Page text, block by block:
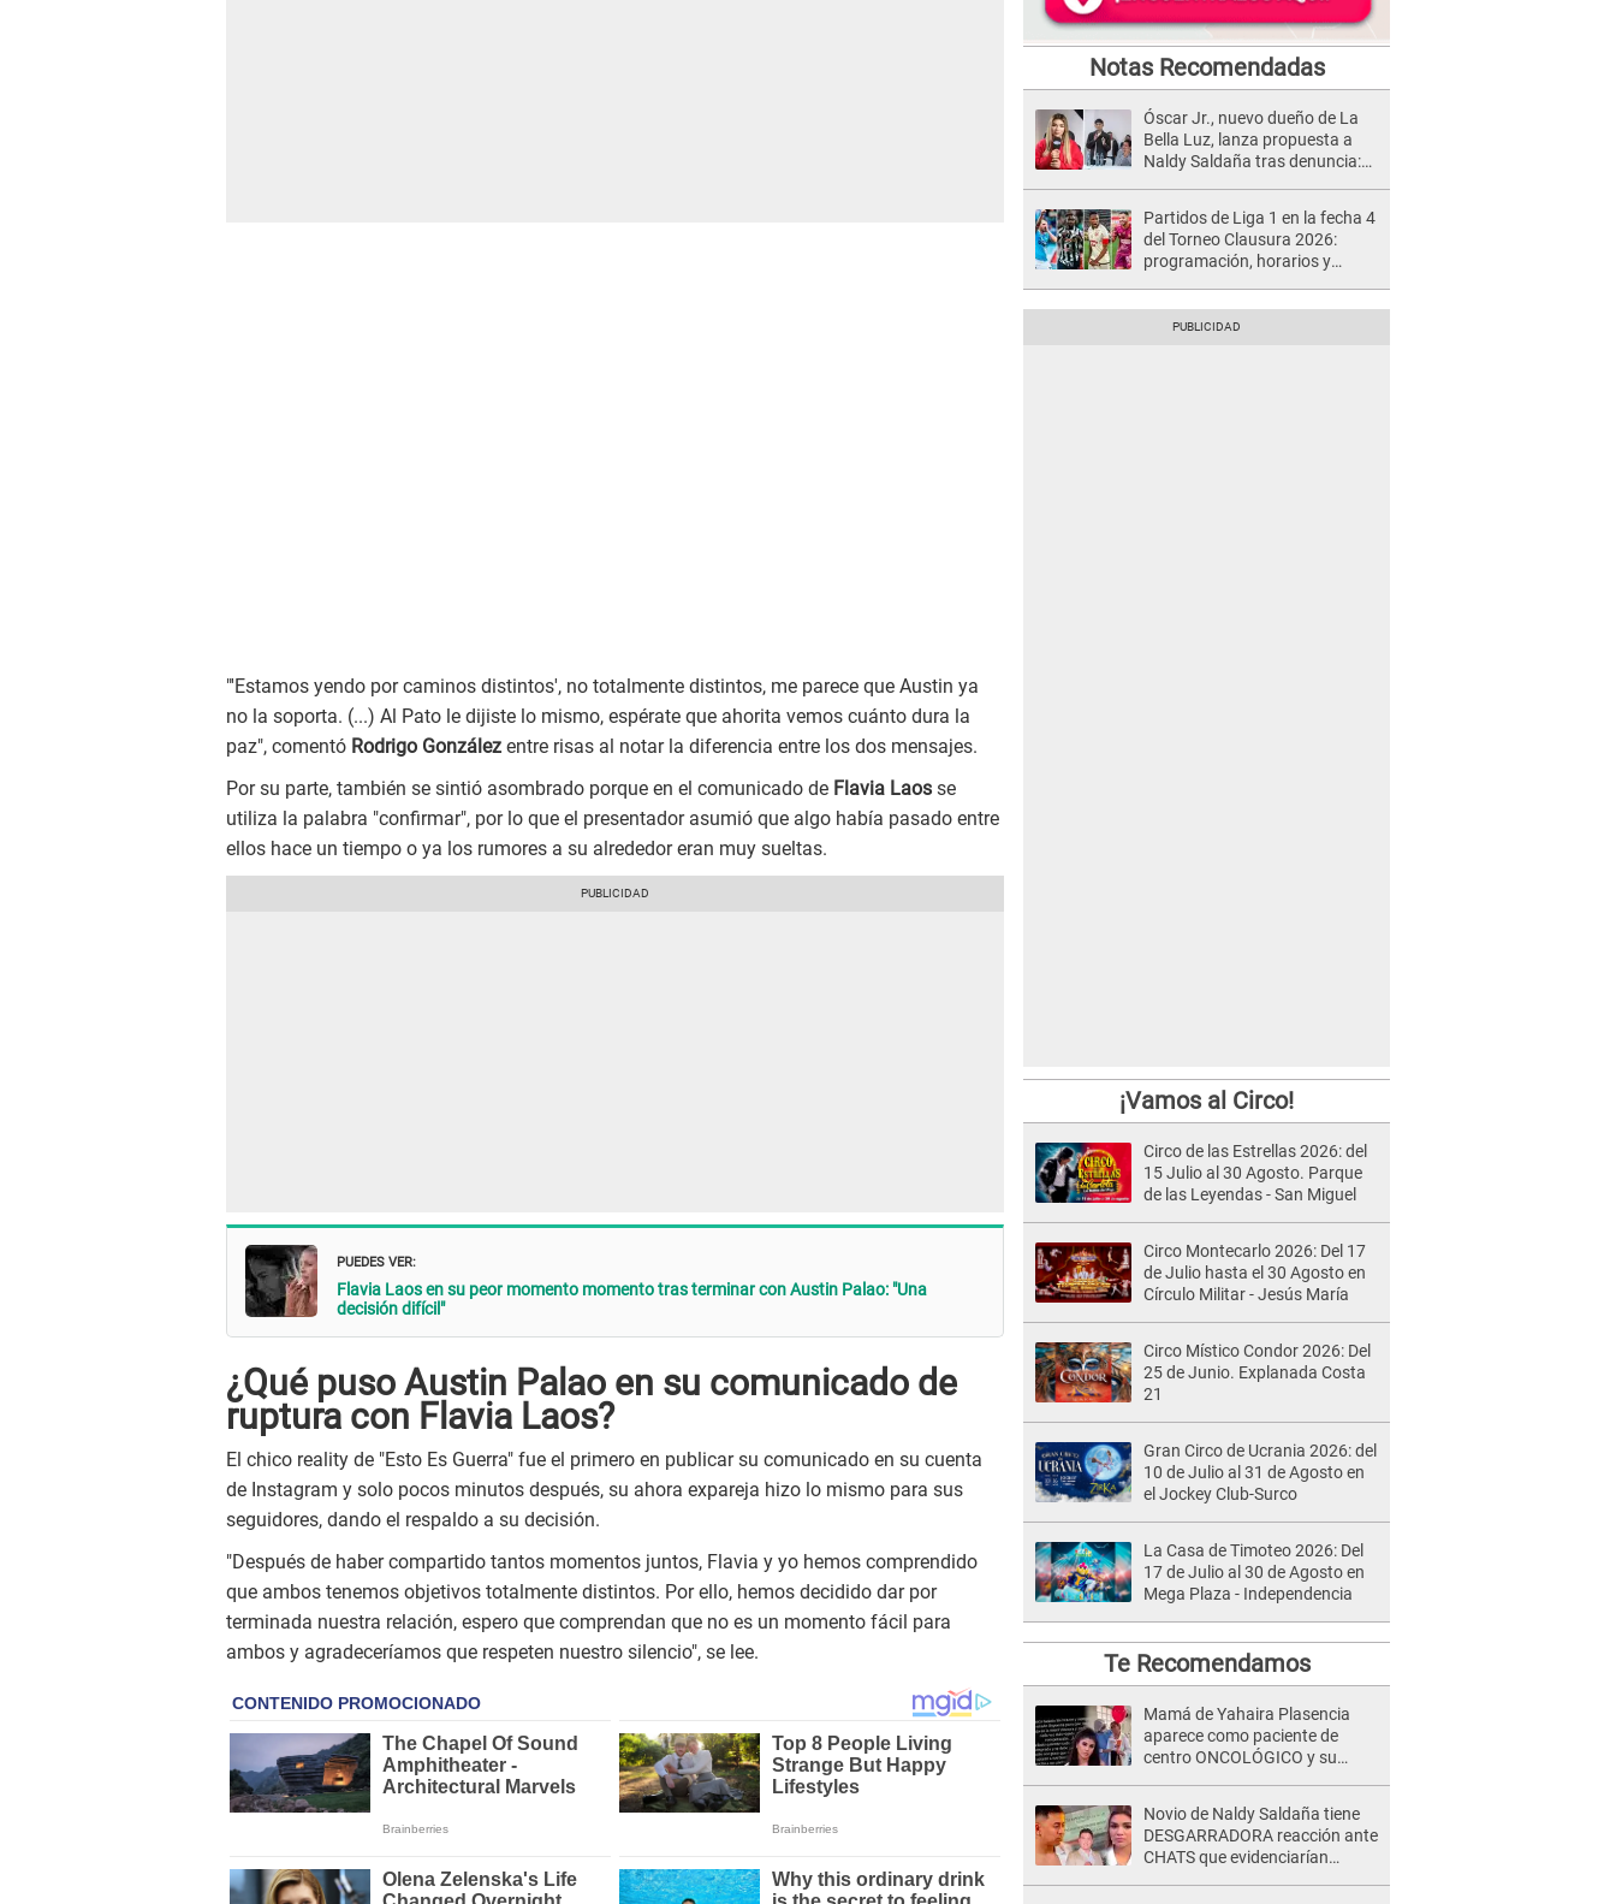
"'Estamos yendo por caminos distintos', no totalmente distintos, me parece que Austin ya
no la soporta. (...) Al Pato le dijiste lo mismo, espérate que ahorita vemos cuánto dura la
paz", comentó Rodrigo González entre risas al notar la diferencia entre los dos mensajes.
Por su parte, también se sintió asombrado porque en el comunicado de Flavia Laos se
utiliza la palabra "confirmar", por lo que el presentador asumió que algo había pasado entre
ellos hace un tiempo o ya los rumores a su alrededor eran muy sueltas.
PUEDES VER:
Flavia Laos en su peor momento momento tras terminar con Austin Palao: "Una
decisión difícil"
¿Qué puso Austin Palao en su comunicado de
ruptura con Flavia Laos?
El chico reality de "Esto Es Guerra" fue el primero en publicar su comunicado en su cuenta
de Instagram y solo pocos minutos después, su ahora expareja hizo lo mismo para sus
seguidores, dando el respaldo a su decisión.
"Después de haber compartido tantos momentos juntos, Flavia y yo hemos comprendido
que ambos tenemos objetivos totalmente distintos. Por ello, hemos decidido dar por
terminada nuestra relación, espero que comprendan que no es un momento fácil para
ambos y agradeceríamos que respeten nuestro silencio", se lee.
Notas Recomendadas
Óscar Jr., nuevo dueño de La
Bella Luz, lanza propuesta a
Naldy Saldaña tras denuncia:
Partidos de Liga 1 en la fecha 4
del Torneo Clausura 2026:
programación, horarios y
¡Vamos al Circo!
Circo de las Estrellas 2026: del
15 Julio al 30 Agosto. Parque
de las Leyendas - San Miguel
Circo Montecarlo 2026: Del 17
de Julio hasta el 30 Agosto en
Círculo Militar - Jesús María
Circo Místico Condor 2026: Del
25 de Junio. Explanada Costa
21
Gran Circo de Ucrania 2026: del
10 de Julio al 31 de Agosto en
el Jockey Club-Surco
La Casa de Timoteo 2026: Del
17 de Julio al 30 de Agosto en
Mega Plaza - Independencia
Te Recomendamos
Mamá de Yahaira Plasencia
aparece como paciente de
centro ONCOLÓGICO y su
Novio de Naldy Saldaña tiene
DESGARRADORA reacción ante
CHATS que evidenciarían